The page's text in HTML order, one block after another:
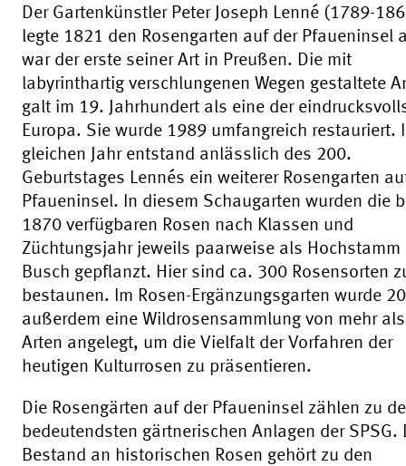
Der Gartenkünstler Peter Joseph Lenné (1789-
legte 1821 den Rosengarten auf der Pfaueninsel
war der erste seiner Art in Preußen. Die mit
labyrinthartig verschlungenen Wegen gestaltete
galt im 19. Jahrhundert als eine der
Europa. Sie wurde 1989 umfangreich restauriert.
gleichen Jahr entstand anlässlich des 200.
Geburtstages Lennés ein weiterer Rosengarten
Pfaueninsel. In diesem Schaugarten wurden die
1870 verfügbaren Rosen nach Klassen und
Züchtungsjahr jeweils paarweise als Hochstamm
Busch gepflanzt. Hier sind ca. 300 Rosensorten
bestaunen. Im Rosen-Ergänzungsgarten wurde
außerdem eine Wildrosensammlung von mehr
Arten angelegt, um die Vielfalt der Vorfahren der
heutigen Kulturrosen zu präsentieren.
Die Rosengärten auf der Pfaueninsel zählen zu
bedeutendsten gärtnerischen Anlagen der SPSG.
Bestand an historischen Rosen gehört zu den